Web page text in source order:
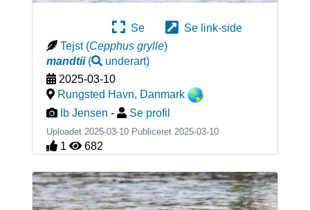
Se
Se link-side
Tejst (Cepphus grylle)
mandtii( underart)
2025-03-10
Rungsted Havn, Danmark
Ib Jensen - Se profil
Uploadet 2025-03-10 Publiceret 2025-03-10
1 682